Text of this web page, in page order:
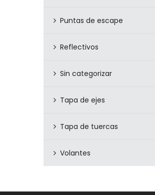
Puntas de escape
Reflectivos
Sin categorizar
Tapa de ejes
Tapa de tuercas
Volantes